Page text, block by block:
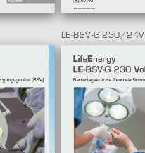
LE-BSV-G 230/24V